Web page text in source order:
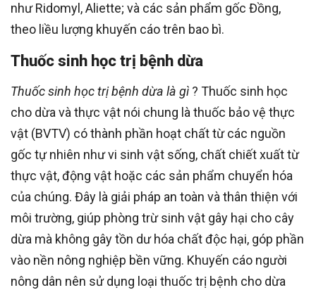
như Ridomyl, Aliette; và các sản phẩm gốc Đồng,
theo liều lượng khuyến cáo trên bao bì.
Thuốc sinh học trị bệnh dừa
Thuốc sinh học trị bệnh dừa là gì ? Thuốc sinh học
cho dừa và thực vật nói chung là thuốc bảo vệ thực
vật (BVTV) có thành phần hoạt chất từ các nguồn
gốc tự nhiên như vi sinh vật sống, chất chiết xuất từ
thực vật, động vật hoặc các sản phẩm chuyển hóa
của chúng. Đây là giải pháp an toàn và thân thiện với
môi trường, giúp phòng trừ sinh vật gây hại cho cây
dừa mà không gây tồn dư hóa chất độc hại, góp phần
vào nền nông nghiệp bền vững. Khuyến cáo người
nông dân nên sử dụng loại thuốc trị bệnh cho dừa